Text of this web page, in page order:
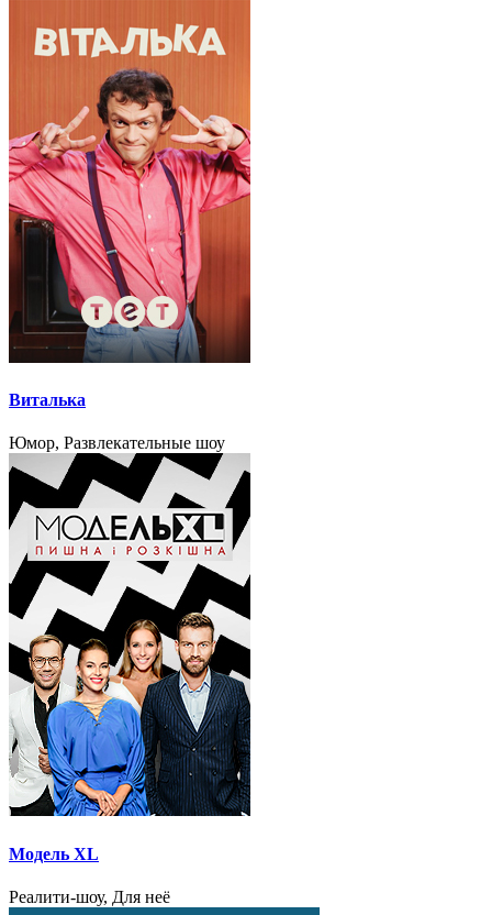
Виталька
Юмор, Развлекательные шоу
Модель XL
Реалити-шоу, Для неё